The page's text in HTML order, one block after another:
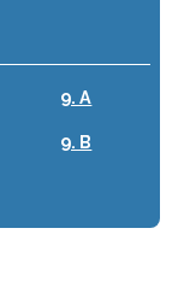
9. A
9. B